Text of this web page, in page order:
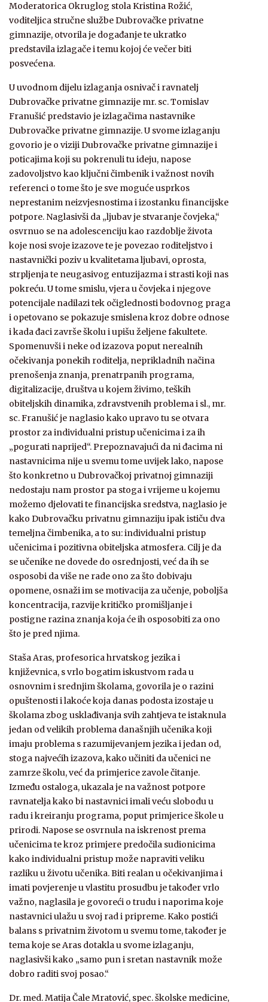
Moderatorica Okruglog stola Kristina Rožić,
voditeljica stručne službe Dubrovačke privatne
gimnazije, otvorila je događanje te ukratko
predstavila izlagače i temu kojoj će večer biti
posvećena.
U uvodnom dijelu izlaganja osnivač i ravnatelj
Dubrovačke privatne gimnazije mr. sc. Tomislav
Franušić predstavio je izlagačima nastavnike
Dubrovačke privatne gimnazije. U svome izlaganju
govorio je o viziji Dubrovačke privatne gimnazije i
poticajima koji su pokrenuli tu ideju, napose
zadovoljstvo kao ključni čimbenik i važnost novih
referenci o tome što je sve moguće usprkos
neprestanim neizvjesnostima i izostanku financijske
potpore. Naglasivši da „ljubav je stvaranje čovjeka,“
osvrnuo se na adolescenciju kao razdoblje života
koje nosi svoje izazove te je povezao roditeljstvo i
nastavnički poziv u kvalitetama ljubavi, oprosta,
strpljenja te neugasivog entuzijazma i strasti koji nas
pokreću. U tome smislu, vjera u čovjeka i njegove
potencijale nadilazi tek očiglednosti bodovnog praga
i opetovano se pokazuje smislena kroz dobre odnose
i kada đaci završe školu i upišu željene fakultete.
Spomenuvši i neke od izazova poput nerealnih
očekivanja ponekih roditelja, neprikladnih načina
prenošenja znanja, prenatrpanih programa,
digitalizacije, društva u kojem živimo, teških
obiteljskih dinamika, zdravstvenih problema i sl., mr.
sc. Franušić je naglasio kako upravo tu se otvara
prostor za individualni pristup učenicima i za ih
„pogurati naprijed“. Prepoznavajući da ni đacima ni
nastavnicima nije u svemu tome uvijek lako, napose
što konkretno u Dubrovačkoj privatnoj gimnaziji
nedostaju nam prostor pa stoga i vrijeme u kojemu
možemo djelovati te financijska sredstva, naglasio je
kako Dubrovačku privatnu gimnaziju ipak ističu dva
temeljna čimbenika, a to su: individualni pristup
učenicima i pozitivna obiteljska atmosfera. Cilj je da
se učenike ne dovede do osrednjosti, već da ih se
osposobi da više ne rade ono za što dobivaju
opomene, osnaži im se motivacija za učenje, poboljša
koncentracija, razvije kritičko promišljanje i
postigne razina znanja koja će ih osposobiti za ono
što je pred njima.
Staša Aras, profesorica hrvatskog jezika i
književnica, s vrlo bogatim iskustvom rada u
osnovnim i srednjim školama, govorila je o razini
opuštenosti i lakoće koja danas podosta izostaje u
školama zbog usklađivanja svih zahtjeva te istaknula
jedan od velikih problema današnjih učenika koji
imaju problema s razumijevanjem jezika i jedan od,
stoga najvećih izazova, kako učiniti da učenici ne
zamrze školu, već da primjerice zavole čitanje.
Između ostaloga, ukazala je na važnost potpore
ravnatelja kako bi nastavnici imali veću slobodu u
radu i kreiranju programa, poput primjerice škole u
prirodi. Napose se osvrnula na iskrenost prema
učenicima te kroz primjere predočila sudionicima
kako individualni pristup može napraviti veliku
razliku u životu učenika. Biti realan u očekivanjima i
imati povjerenje u vlastitu prosudbu je također vrlo
važno, naglasila je govoreći o trudu i naporima koje
nastavnici ulažu u svoj rad i pripreme. Kako postići
balans s privatnim životom u svemu tome, također je
tema koje se Aras dotakla u svome izlaganju,
naglasivši kako „samo pun i sretan nastavnik može
dobro raditi svoj posao.“
Dr. med. Matija Čale Mratović, spec. školske medicine,